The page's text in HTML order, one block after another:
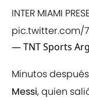
INTER MIAMI
pic.twitter.com/
— TNT Sports
Minutos
Messi, quien